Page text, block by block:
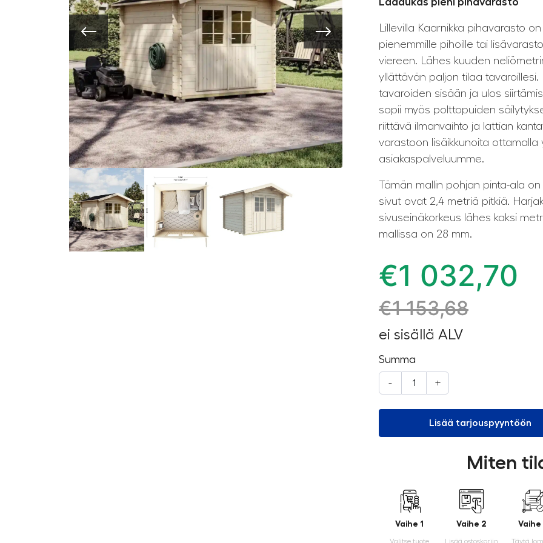
Lillevilla Kaarnikka pihavarasto
pienemmille pihoille tai
viereen. Lähes kuuden
yllättävän paljon tilaa
tavaroiden sisään ja ulos
sopii myös polttopuiden
riittävä ilmanvaihto ja lattian
varastoon lisäikkunoita ottamalla
asiakaspalveluumme.
Tämän mallin pohjan pinta-ala
sivut ovat 2,4 metriä pitkiä.
sivuseinäkorkeus lähes kaksi
mallissa on 28 mm.
€1 032,70
€1 153,68
ei sisällä ALV
Summa
- +
Lisää tarjouspyyntöön
Miten
Vaihe 1
Valitse tuote
Vaihe 2
Lisää ostoskoriin
Vaihe
Täytä